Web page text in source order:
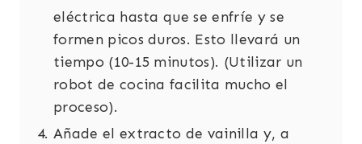
eléctrica hasta que se enfríe y se
formen picos duros. Esto llevará un
tiempo (10-15 minutos). (Utilizar un
robot de cocina facilita mucho el
proceso).
Añade el extracto de vainilla y, a